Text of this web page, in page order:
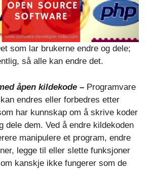
som lar brukerne endre og dele;
så alle kan endre det.
åpen kildekode – Programvare
endres eller forbedres etter
har kunnskap om å skrive koder
dele dem. Ved å endre kildekoden
manipulere et program, endre
legge til eller slette funksjoner
kanskje ikke fungerer som de